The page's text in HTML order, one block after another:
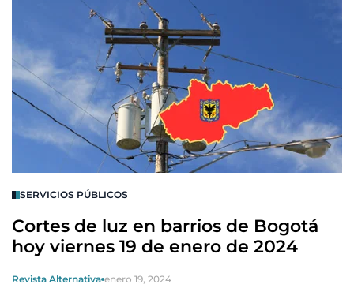
SERVICIOS PÚBLICOS
Cortes de luz en barrios de Bogotá
hoy viernes 19 de enero de 2024
Revista Alternativa enero 19, 2024